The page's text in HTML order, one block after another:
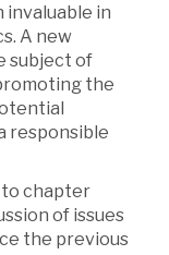
invaluable in
A new
subject of
the
responsible
to chapter
of issues
the previous